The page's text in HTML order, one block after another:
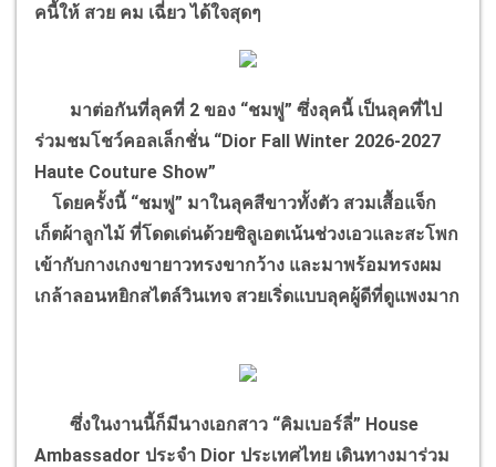
คนี้ให้ สวย คม เฉี่ยว ได้ใจสุดๆ
มาต่อกันที่ลุคที่ 2 ของ “ชมพู่” ซึ่งลุคนี้ เป็นลุคที่ไป
ร่วมชมโชว์คอลเล็กชั่น “Dior Fall Winter 2026-2027
Haute Couture Show”
โดยครั้งนี้ “ชมพู่” มาในลุคสีขาวทั้งตัว สวมเสื้อแจ็ก
เก็ตผ้าลูกไม้ ที่โดดเด่นด้วยซิลูเอตเน้นช่วงเอวและสะโพก
เข้ากับกางเกงขายาวทรงขากว้าง และมาพร้อมทรงผม
เกล้าลอนหยิกสไตล์วินเทจ สวยเริ่ดแบบลุคผู้ดีที่ดูแพงมาก
ซึ่งในงานนี้ก็มีนางเอกสาว “คิมเบอร์ลี่” House
Ambassador ประจำ Dior ประเทศไทย เดินทางมาร่วม